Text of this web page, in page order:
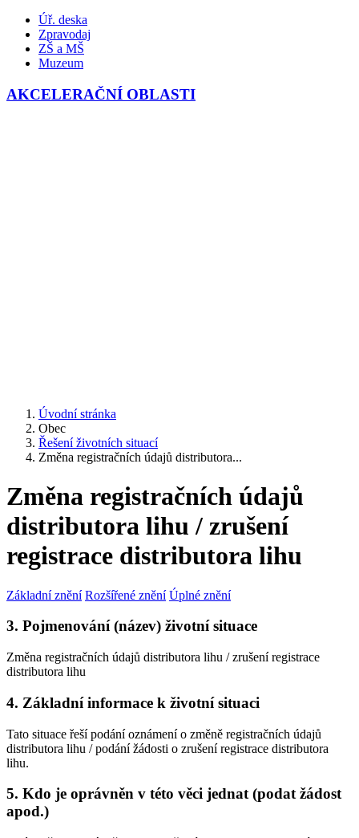
Úř. deska
Zpravodaj
ZŠ a MŠ
Muzeum
AKCELERAČNÍ OBLASTI
Úvodní stránka
Obec
Řešení životních situací
Změna registračních údajů distributora...
Změna registračních údajů
distributora lihu / zrušení
registrace distributora lihu
Základní znění Rozšířené znění Úplné znění
3. Pojmenování (název) životní situace
Změna registračních údajů distributora lihu / zrušení registrace
distributora lihu
4. Základní informace k životní situaci
Tato situace řeší podání oznámení o změně registračních údajů
distributora lihu / podání žádosti o zrušení registrace distributora
lihu.
5. Kdo je oprávněn v této věci jednat (podat žádost
apod.)